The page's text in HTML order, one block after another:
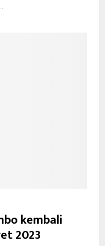
kembali
2023